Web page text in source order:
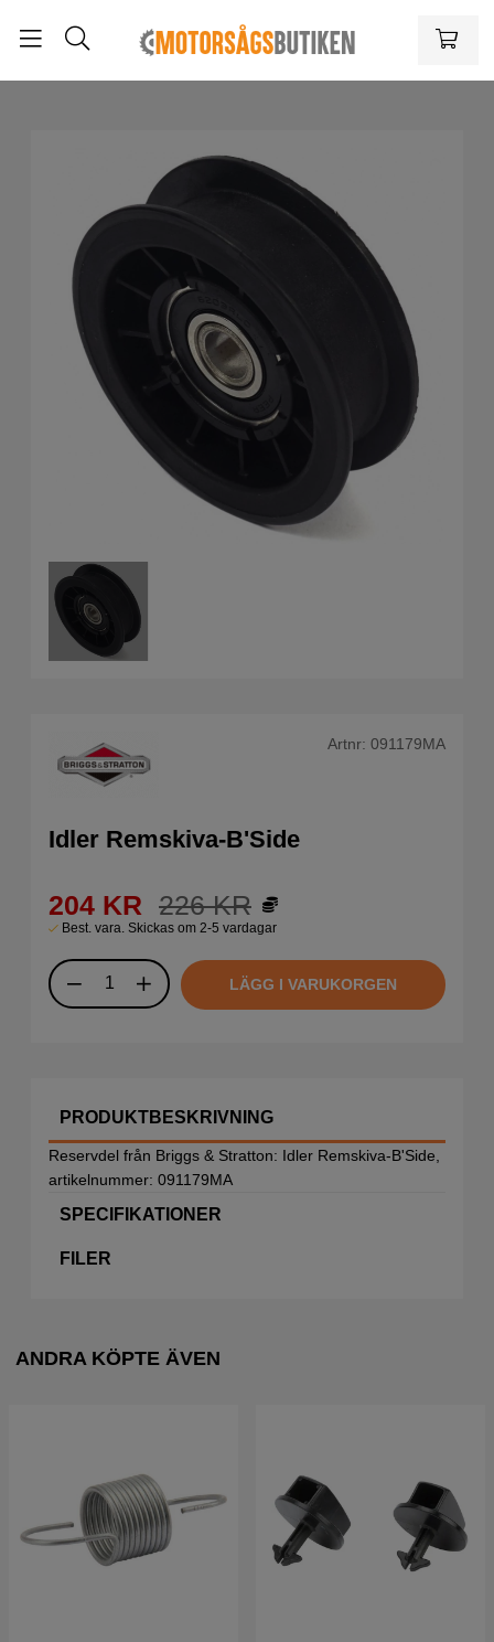
Artnr: 091179MA
Idler Remskiva-B'Side
226KR
204 KR
Best. vara. Skickas om 2-5 vardagar
LÄGG I VARUKORGEN
PRODUKTBESKRIVNING
Reservdel från Briggs & Stratton: Idler Remskiva-B'Side,
artikelnummer: 091179MA
SPECIFIKATIONER
FILER
ANDRA KÖPTE ÄVEN